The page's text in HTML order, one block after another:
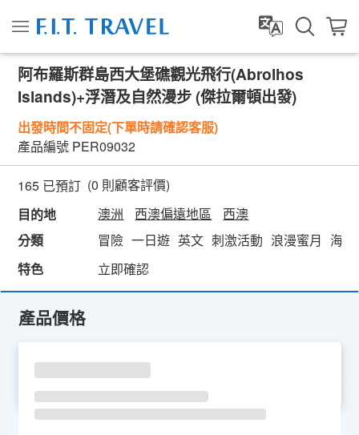
阿布羅斯群島西大堡礁觀光飛行(Abrolhos
Islands)+浮潛及自然漫步 (傑拉爾頓出發)
出發時間不固定(下單時請確認客服)
產品編號 PER09032
165 已預訂 (0 則顧客評價)
目的地
澳洲 西澳偏遠地區
西澳
分類
冒險 一日遊 英文 刺激活動 浪漫蜜月 海
特色
立即確認
產品價格